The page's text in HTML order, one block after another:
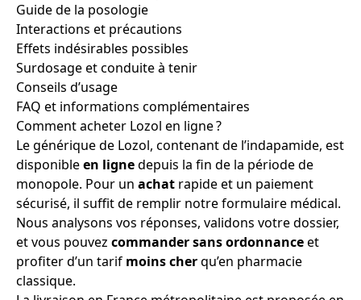
Guide de la posologie
Interactions et précautions
Effets indésirables possibles
Surdosage et conduite à tenir
Conseils d’usage
FAQ et informations complémentaires
Comment acheter Lozol en ligne ?
Le générique de Lozol, contenant de l’indapamide, est
disponibleen lignedepuis la fin de la période de
monopole. Pour un achat rapide et un paiement
sécurisé, il suffit de remplir notre formulaire médical.
Nous analysons vos réponses, validons votre dossier,
et vous pouvez commandersans ordonnanceet
profiter d’un tarif moins cherqu’en pharmacie
classique.